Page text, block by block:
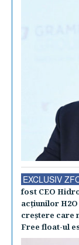
EXCLUSIV
fost CEO
acţiunilor H2O
creştere care
Free float-ul